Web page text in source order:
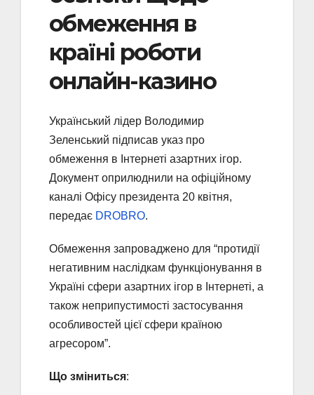
обмеження в
країні роботи
онлайн-казино
Український лідер Володимир
Зеленський підписав указ про
обмеження в Інтернеті азартних ігор.
Документ оприлюднили на офіційному
каналі Офісу президента 20 квітня,
передає DROBRO.
Обмеження запроваджено для “протидії
негативним наслідкам функціонування в
Україні сфери азартних ігор в Інтернеті, а
також неприпустимості застосування
особливостей цієї сфери країною
агресором”.
Що зміниться: